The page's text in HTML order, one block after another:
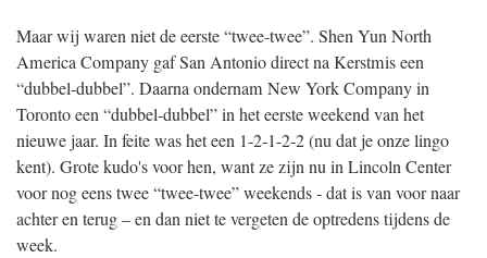
Maar wij waren niet de eerste “twee-twee”. Shen Yun North
America Company gaf San Antonio direct na Kerstmis een
“dubbel-dubbel”. Daarna ondernam New York Company in
Toronto een “dubbel-dubbel” in het eerste weekend van het
nieuwe jaar. In feite was het een 1-2-1-2-2 (nu dat je onze lingo
kent). Grote kudo's voor hen, want ze zijn nu in Lincoln Center
voor nog eens twee “twee-twee” weekends - dat is van voor naar
achter en terug – en dan niet te vergeten de optredens tijdens de
week.